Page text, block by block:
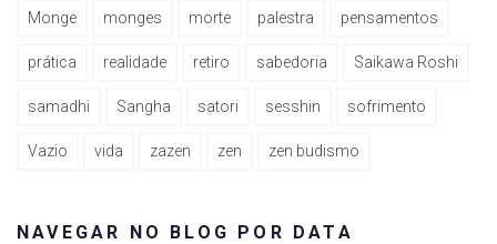
Monge monges morte palestra pensamentos
prática realidade retiro sabedoria Saikawa Roshi
samadhi Sangha satori sesshin sofrimento
Vazio vida zazen zen zen budismo
NAVEGAR NO BLOG POR DATA